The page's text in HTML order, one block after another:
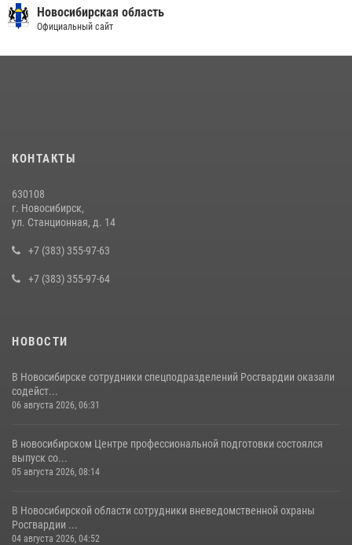
гражданина, который приобрел наркотическое вещество через
«закладку»
пресечена деятельность группы лиц, причастных к мошенничеству
29 июля 2026, 05:19
Росгвардии задержан подозреваемый в грабеже
13 июля 2026, 05:38
Новосибирская область
Официальный сайт
КОНТАКТЫ
630108
г. Новосибирск,
ул. Станционная, д. 14
+7 (383) 355-97-63
+7 (383) 355-97-64
НОВОСТИ
В Новосибирске сотрудники спецподразделений Росгвардии оказали
содейст...
06 августа 2026, 06:31
В новосибирском Центре профессиональной подготовки состоялся
выпуск со...
05 августа 2026, 08:14
В Новосибирской области сотрудники вневедомственной охраны
Росгвардии ...
04 августа 2026, 04:52